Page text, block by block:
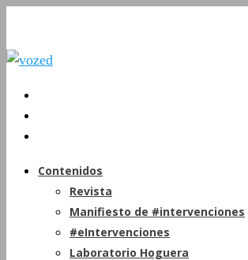
Contenidos
Revista
Manifiesto de #intervenciones
#eIntervenciones
Laboratorio Hoguera